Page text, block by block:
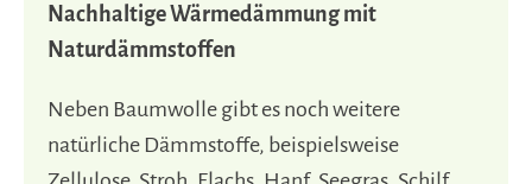
Nachhaltige Wärmedämmung mit
Naturdämmstoffen
Neben Baumwolle gibt es noch weitere
natürliche Dämmstoffe, beispielsweise